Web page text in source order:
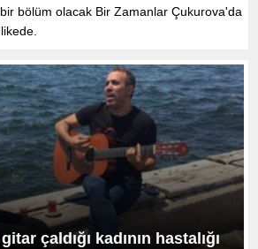
bölüm olacak Bir Zamanlar Çukurova'da
çaldığı kadının hastalığı